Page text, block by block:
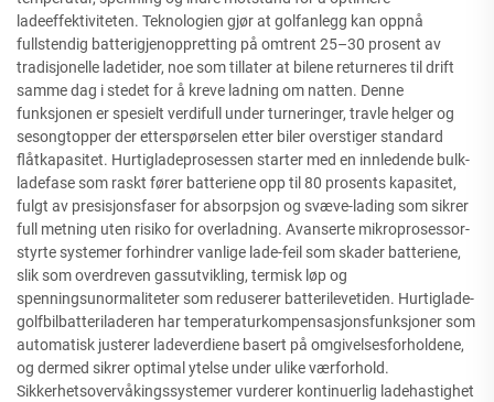
ladeeffektiviteten. Teknologien gjør at golfanlegg kan oppnå
fullstendig batterigjenoppretting på omtrent 25–30 prosent av
tradisjonelle ladetider, noe som tillater at bilene returneres til drift
samme dag i stedet for å kreve ladning om natten. Denne
funksjonen er spesielt verdifull under turneringer, travle helger og
sesongtopper der etterspørselen etter biler overstiger standard
flåtkapasitet. Hurtigladeprosessen starter med en innledende bulk-
ladefase som raskt fører batteriene opp til 80 prosents kapasitet,
fulgt av presisjonsfaser for absorpsjon og svæve-lading som sikrer
full metning uten risiko for overladning. Avanserte mikroprosessor-
styrte systemer forhindrer vanlige lade-feil som skader batteriene,
slik som overdreven gassutvikling, termisk løp og
spenningsunormaliteter som reduserer batterilevetiden. Hurtiglade-
golfbilbatteriladeren har temperaturkompensasjonsfunksjoner som
automatisk justerer ladeverdiene basert på omgivelsesforholdene,
og dermed sikrer optimal ytelse under ulike værforhold.
Sikkerhetsovervåkingssystemer vurderer kontinuerlig ladehastighet